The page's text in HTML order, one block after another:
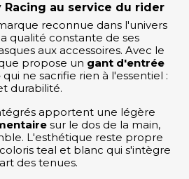
Racing au service du rider
reconnue dans l'univers
qualité constante de ses
aux accessoires. Avec le
propose un gant d'entrée
qui ne sacrifie rien à l'essentiel :
durabilité.
apportent une légère
sur le dos de la main,
L'esthétique reste propre
teal et blanc qui s'intègre
des tenues.